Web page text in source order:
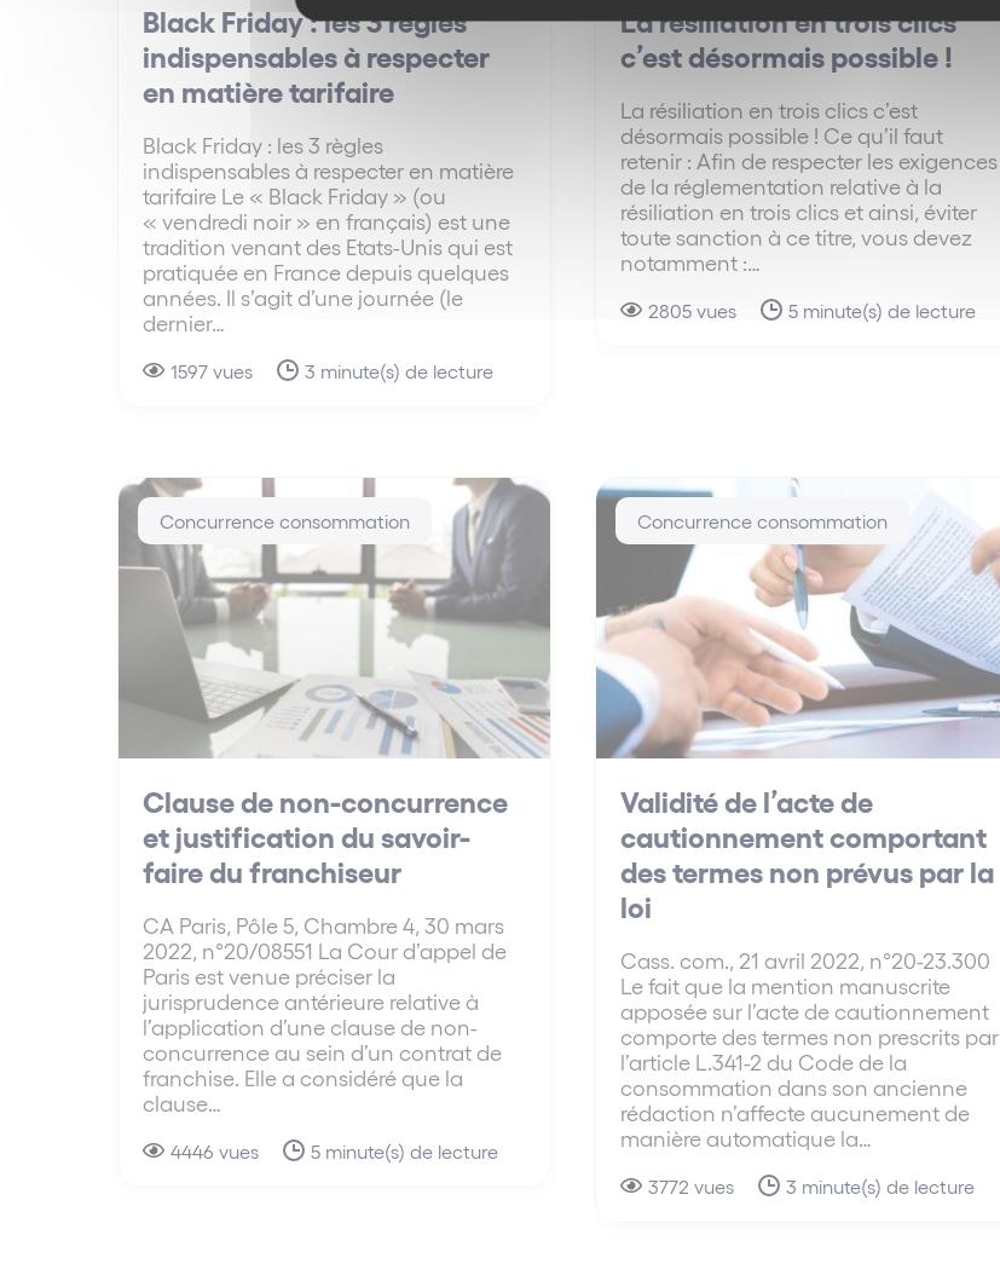
Black Friday : les 3 règles
indispensables à respecter
en matière tarifaire
Black Friday : les 3 règles
indispensables à respecter en matière
tarifaire Le « Black Friday » (ou
« vendredi noir » en français) est une
tradition venant des Etats-Unis qui est
pratiquée en France depuis quelques
années. Il s’agit d’une journée (le
dernier…
1597 vues 3 minute(s) de lecture
La résiliation en trois clics
c’est désormais possible !
La résiliation en trois clics c’est
désormais possible ! Ce qu’il faut
retenir : Afin de respecter les exigences
de la réglementation relative à la
résiliation en trois clics et ainsi, éviter
toute sanction à ce titre, vous devez
notamment :…
2805 vues 5 minute(s) de lecture
Concurrence consommation
Clause de non-concurrence
et justification du savoir-
faire du franchiseur
CA Paris, Pôle 5, Chambre 4, 30 mars
2022, n°20/08551 La Cour d’appel de
Paris est venue préciser la
jurisprudence antérieure relative à
l’application d’une clause de non-
concurrence au sein d’un contrat de
franchise. Elle a considéré que la
clause…
4446 vues 5 minute(s) de lecture
Concurrence consommation
Validité de l’acte de
cautionnement comportant
des termes non prévus par la
loi
Cass. com., 21 avril 2022, n°20-23.300
Le fait que la mention manuscrite
apposée sur l’acte de cautionnement
comporte des termes non prescrits par
l’article L.341-2 du Code de la
consommation dans son ancienne
rédaction n’affecte aucunement de
manière automatique la…
3772 vues 3 minute(s) de lecture